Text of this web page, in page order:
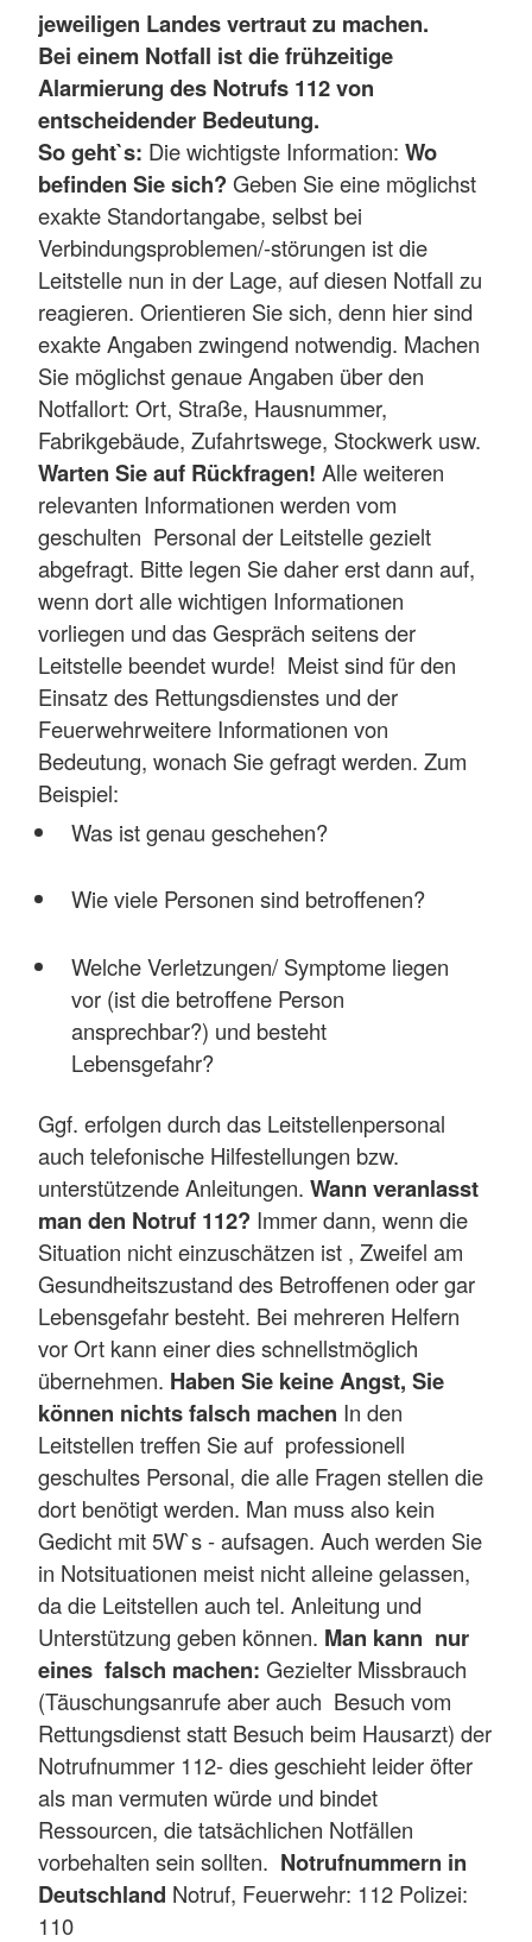
jeweiligen Landes vertraut zu machen.
Bei einem Notfall ist die frühzeitige
Alarmierung des Notrufs 112 von
entscheidender Bedeutung.
So geht`s: Die wichtigste Information: Wo
befinden Sie sich?Geben Sie eine möglichst
exakte Standortangabe, selbst bei
Verbindungsproblemen/-störungen ist die
Leitstelle nun in der Lage, auf diesen Notfall zu
reagieren. Orientieren Sie sich, denn hier sind
exakte Angaben zwingend notwendig. Machen
Sie möglichst genaue Angaben über den
Notfallort: Ort, Straße, Hausnummer,
Fabrikgebäude, Zufahrtswege, Stockwerk usw.
Warten Sie auf Rückfragen! Alle weiteren
relevanten Informationen werden vom
geschulten Personal der Leitstelle gezielt
abgefragt. Bitte legen Sie daher erst dann auf,
wenn dort alle wichtigen Informationen
vorliegen und das Gespräch seitens der
Leitstelle beendet wurde! Meist sind für den
Einsatz des Rettungsdienstes und der
Feuerwehrweitere Informationen von
Bedeutung, wonach Sie gefragt werden. Zum
Beispiel:
Was ist genau geschehen?
Wie viele Personen sind betroffenen?
Welche Verletzungen/ Symptome liegen
vor (ist die betroffene Person
ansprechbar?) und besteht
Lebensgefahr?
Ggf. erfolgen durch das Leitstellenpersonal
auch telefonische Hilfestellungen bzw.
unterstützende Anleitungen. Wann veranlasst
man den Notruf 112? Immer dann, wenn die
Situation nicht einzuschätzen ist , Zweifel am
Gesundheitszustand des Betroffenen oder gar
Lebensgefahr besteht. Bei mehreren Helfern
vor Ort kann einer dies schnellstmöglich
übernehmen. Haben Sie keine Angst, Sie
können nichts falsch machen In den
Leitstellen treffen Sie auf professionell
geschultes Personal, die alle Fragen stellen die
dort benötigt werden. Man muss also kein
Gedicht mit 5W`s - aufsagen. Auch werden Sie
in Notsituationen meist nicht alleine gelassen,
da die Leitstellen auch tel. Anleitung und
Unterstützung geben können. Man kann nur
eines falsch machen: Gezielter Missbrauch
(Täuschungsanrufe aber auch Besuch vom
Rettungsdienst statt Besuch beim Hausarzt) der
Notrufnummer 112- dies geschieht leider öfter
als man vermuten würde und bindet
Ressourcen, die tatsächlichen Notfällen
vorbehalten sein sollten. Notrufnummern in
Deutschland Notruf, Feuerwehr: 112 Polizei:
110